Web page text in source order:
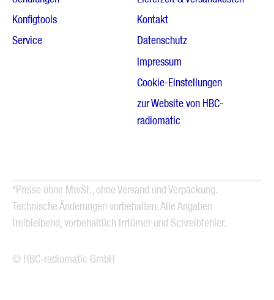
Konfigtools
Service
Kontakt
Datenschutz
Impressum
Cookie-Einstellungen
zur Website von HBC-
radiomatic
*Preise ohne MwSt., ohne Versand und Verpackung.
Technische Änderungen vorbehalten. Alle Angaben
freibleibend, vorbehaltlich Irrtümer und Schreibfehler.
© HBC-radiomatic GmbH